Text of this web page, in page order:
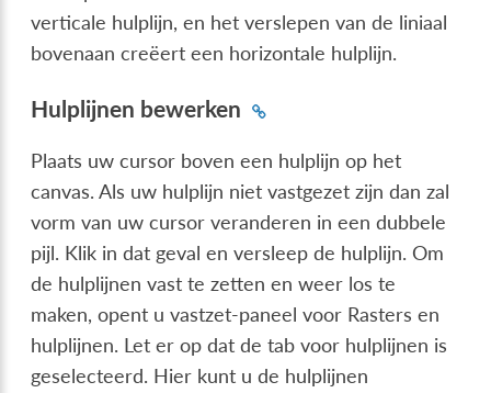
verticale hulplijn, en het verslepen van de liniaal
bovenaan creëert een horizontale hulplijn.
Hulplijnen bewerken
Plaats uw cursor boven een hulplijn op het
canvas. Als uw hulplijn niet vastgezet zijn dan zal
vorm van uw cursor veranderen in een dubbele
pijl. Klik in dat geval en versleep de hulplijn. Om
de hulplijnen vast te zetten en weer los te
maken, opent u vastzet-paneel voor Rasters en
hulplijnen. Let er op dat de tab voor hulplijnen is
geselecteerd. Hier kunt u de hulplijnen